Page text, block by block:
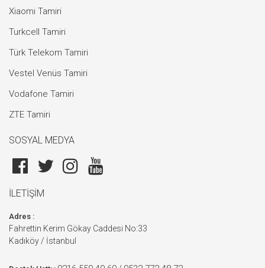
Xiaomi Tamiri
Turkcell Tamiri
Türk Telekom Tamiri
Vestel Venüs Tamiri
Vodafone Tamiri
ZTE Tamiri
SOSYAL MEDYA
İLETİŞİM
Adres :
Fahrettin Kerim Gökay Caddesi No:33
Kadıköy / İstanbul